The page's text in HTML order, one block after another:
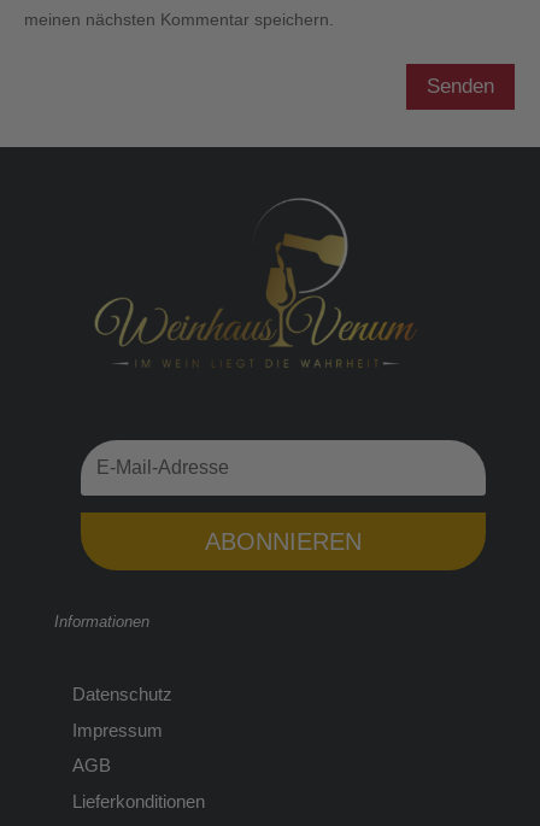
meinen nächsten Kommentar speichern.
Senden
ABONNIEREN
Informationen
Datenschutz
Impressum
AGB
Lieferkonditionen